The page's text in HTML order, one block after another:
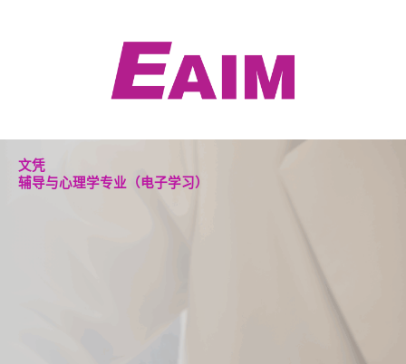
文凭
辅导与心理学专业（电子学习）